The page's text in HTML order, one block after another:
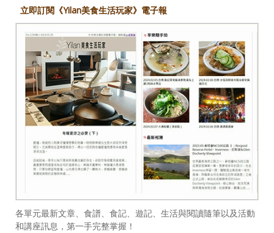
立即訂閱《Yilan美食生活玩家》電子報
各單元最新文章、食譜、食記、遊記、生活與閱讀隨筆以及活動
和講座訊息，第一手完整掌握！